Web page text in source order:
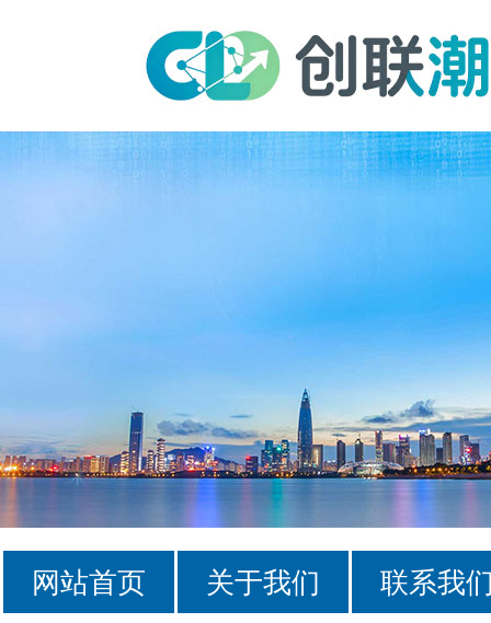
网站首页 关于我们 联系我